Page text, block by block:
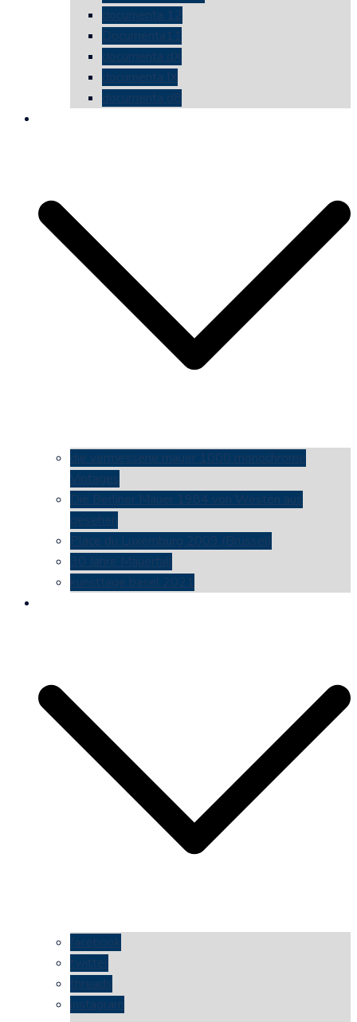
documenta 12
Documenta11
documenta dX
documenta IX
documenta d8
die vermessene mauer 1000 monochrome
Vintages
Die Berliner Mauer 1984 von Westen aus
gesehen
Place du Luxemburg 2009 (Brüssel)
30 Jahre Mauerfall
kunsttage basel 2021
facebook
twitter
threads
instagram